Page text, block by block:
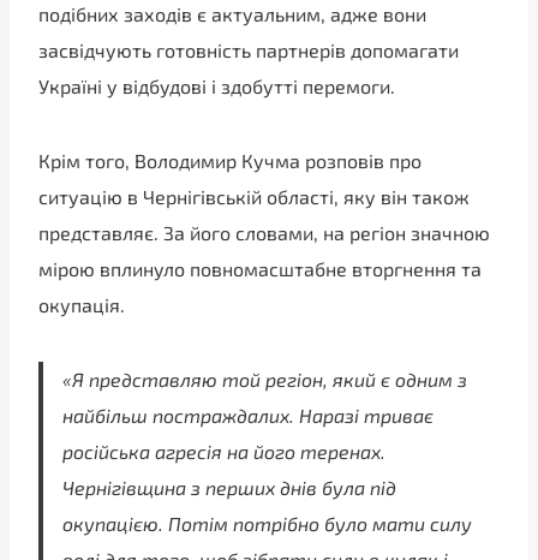
подібних заходів є актуальним, адже вони
засвідчують готовність партнерів допомагати
Україні у відбудові і здобутті перемоги.
Крім того, Володимир Кучма розповів про
ситуацію в Чернігівській області, яку він також
представляє. За його словами, на регіон значною
мірою вплинуло повномасштабне вторгнення та
окупація.
«Я представляю той регіон, який є одним з
найбільш постраждалих. Наразі триває
російська агресія на його теренах.
Чернігівщина з перших днів була під
окупацією. Потім потрібно було мати силу